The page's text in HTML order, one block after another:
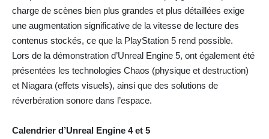
charge de scènes bien plus grandes et plus détaillées exige
une augmentation significative de la vitesse de lecture des
contenus stockés, ce que la PlayStation 5 rend possible.
Lors de la démonstration d’Unreal Engine 5, ont également été
présentées les technologies Chaos (physique et destruction)
et Niagara (effets visuels), ainsi que des solutions de
réverbération sonore dans l’espace.
Calendrier d’Unreal Engine 4 et 5